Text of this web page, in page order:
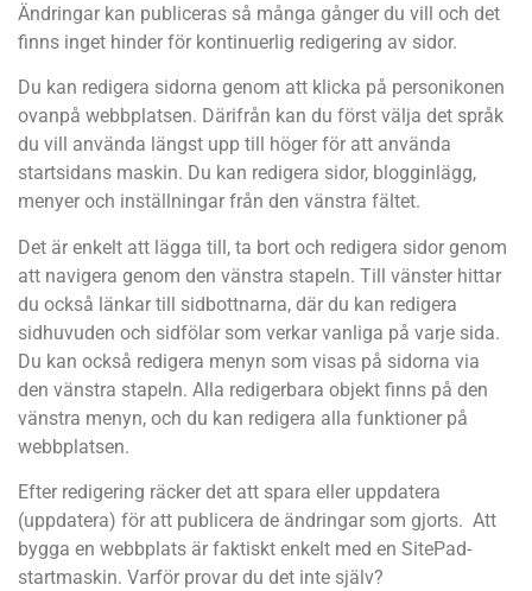
Ändringar kan publiceras så många gånger du vill och det
finns inget hinder för kontinuerlig redigering av sidor.
Du kan redigera sidorna genom att klicka på personikonen
ovanpå webbplatsen. Därifrån kan du först välja det språk
du vill använda längst upp till höger för att använda
startsidans maskin. Du kan redigera sidor, blogginlägg,
menyer och inställningar från den vänstra fältet.
Det är enkelt att lägga till, ta bort och redigera sidor genom
att navigera genom den vänstra stapeln. Till vänster hittar
du också länkar till sidbottnarna, där du kan redigera
sidhuvuden och sidfölar som verkar vanliga på varje sida.
Du kan också redigera menyn som visas på sidorna via
den vänstra stapeln. Alla redigerbara objekt finns på den
vänstra menyn, och du kan redigera alla funktioner på
webbplatsen.
Efter redigering räcker det att spara eller uppdatera
(uppdatera) för att publicera de ändringar som gjorts. Att
bygga en webbplats är faktiskt enkelt med en SitePad-
startmaskin. Varför provar du det inte själv?